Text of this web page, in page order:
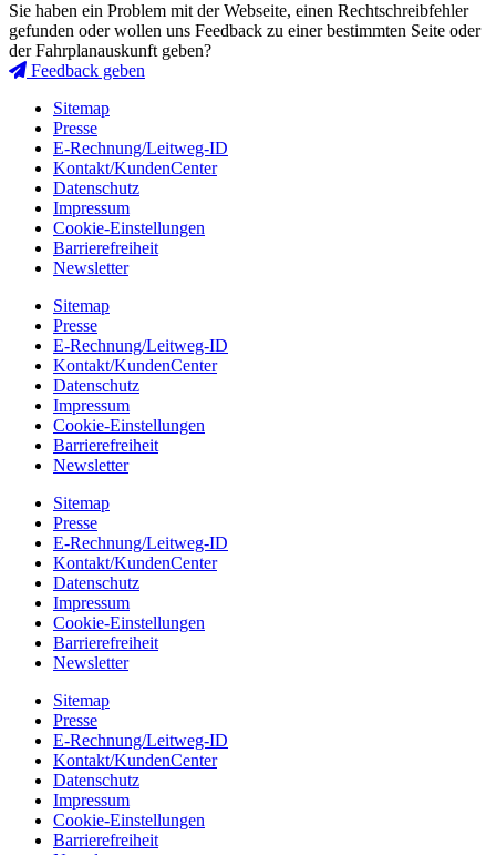
Sie haben ein Problem mit der Webseite, einen Rechtschreibfehler
gefunden oder wollen uns Feedback zu einer bestimmten Seite oder
der Fahrplanauskunft geben?
Feedback geben
Sitemap
Presse
E-Rechnung/Leitweg-ID
Kontakt/KundenCenter
Datenschutz
Impressum
Cookie-Einstellungen
Barrierefreiheit
Newsletter
Sitemap
Presse
E-Rechnung/Leitweg-ID
Kontakt/KundenCenter
Datenschutz
Impressum
Cookie-Einstellungen
Barrierefreiheit
Newsletter
Sitemap
Presse
E-Rechnung/Leitweg-ID
Kontakt/KundenCenter
Datenschutz
Impressum
Cookie-Einstellungen
Barrierefreiheit
Newsletter
Sitemap
Presse
E-Rechnung/Leitweg-ID
Kontakt/KundenCenter
Datenschutz
Impressum
Cookie-Einstellungen
Barrierefreiheit